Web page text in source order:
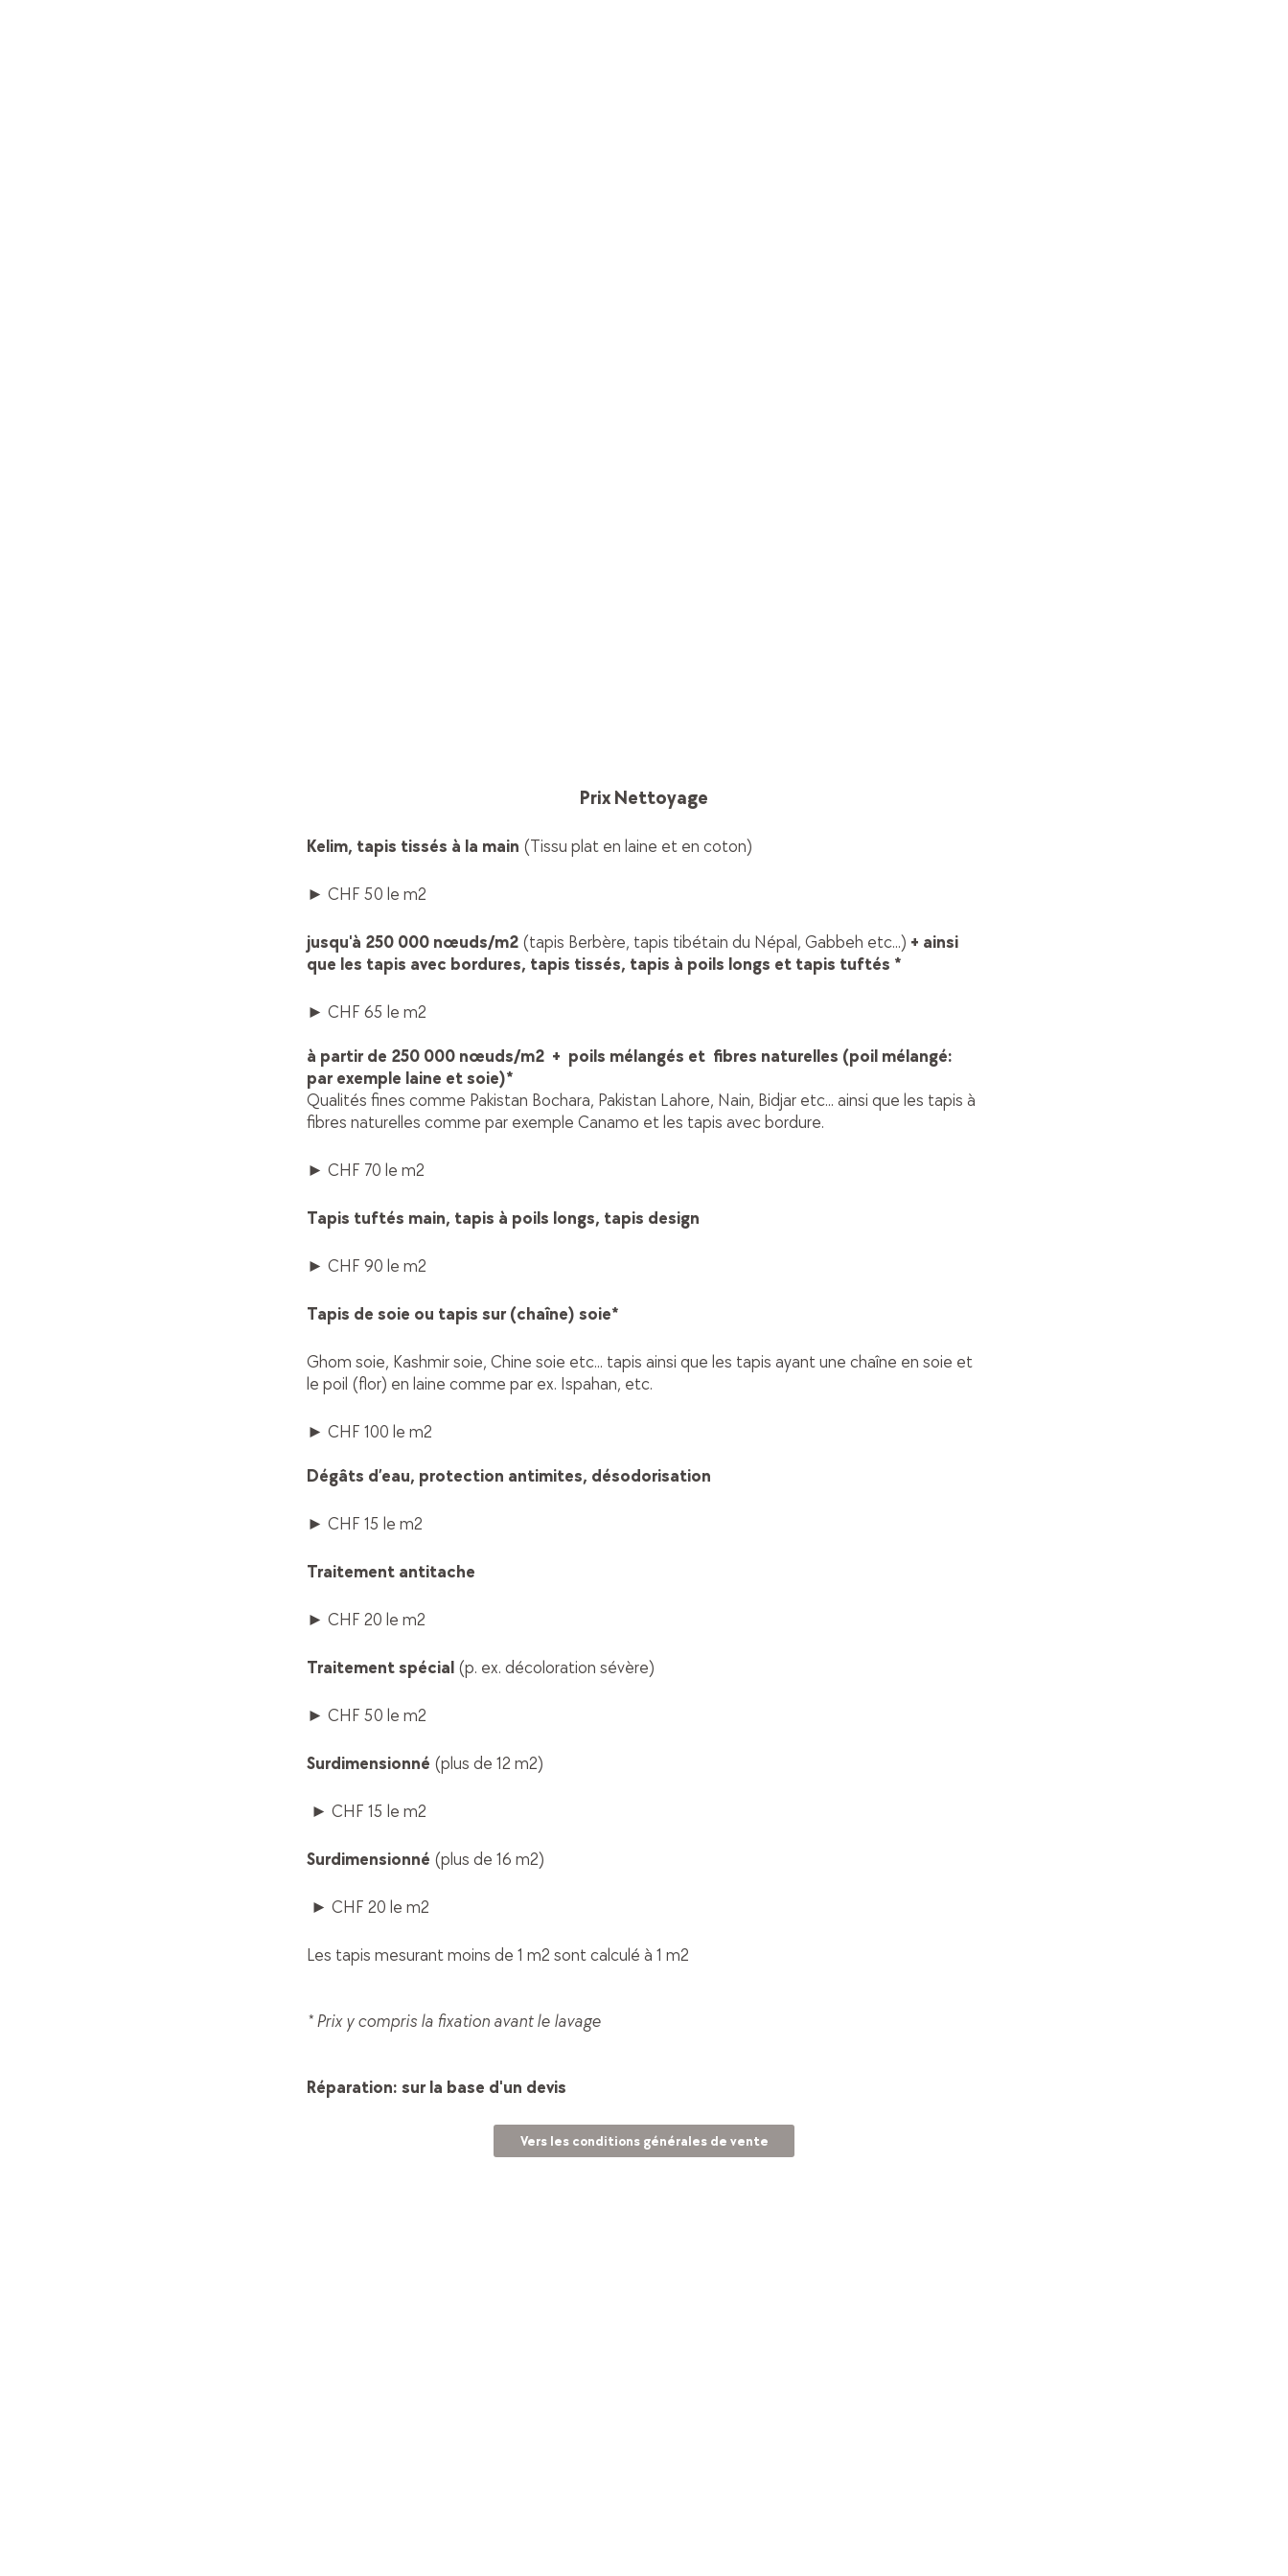
Prix Nettoyage
Kelim, tapis tissés à la main (Tissu plat en laine et en coton)
► CHF 50 le m2
jusqu'à 250 000 nœuds/m2 (tapis Berbère, tapis tibétain du Népal, Gabbeh etc...) + ainsi
que les tapis avec bordures, tapis tissés, tapis à poils longs et tapis tuftés *
► CHF 65 le m2
à partir de 250 000 nœuds/m2 + poils mélangés et fibres naturelles (poil mélangé:
par exemple laine et soie)*
Qualités fines comme Pakistan Bochara, Pakistan Lahore, Nain, Bidjar etc... ainsi que les tapis à
fibres naturelles comme par exemple Canamo et les tapis avec bordure.
► CHF 70 le m2
Tapis tuftés main, tapis à poils longs, tapis design
► CHF 90 le m2
Tapis de soie ou tapis sur (chaîne) soie*
Ghom soie, Kashmir soie, Chine soie etc... tapis ainsi que les tapis ayant une chaîne en soie et
le poil (flor) en laine comme par ex. Ispahan, etc.
► CHF 100 le m2
Dégâts d’eau, protection antimites, désodorisation
► CHF 15 le m2
Traitement antitache
► CHF 20 le m2
Traitement spécial (p. ex. décoloration sévère)
► CHF 50 le m2
Surdimensionné (plus de 12 m2)
► CHF 15 le m2
Surdimensionné (plus de 16 m2)
► CHF 20 le m2
Les tapis mesurant moins de 1 m2 sont calculé à 1 m2
* Prix y compris la fixation avant le lavage
Réparation: sur la base d'un devis
Vers les conditions générales de vente